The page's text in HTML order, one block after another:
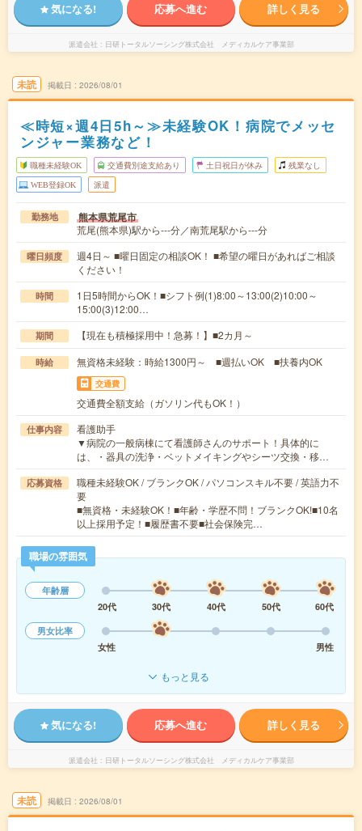
気になる! 応募へ進む 詳しく見る
派遣会社 日研トータルソーシング株式会社 メディカルケア事業部
未読 掲載日 2026/08/01
≪時短×週4日5h～≫未経験OK！病院でメッセ
ンジャー業務など！
職種未経験OK 交通費別途支給あり 土日祝日が休み 残業なし
WEB登録OK 派遣
勤務地 熊本県荒尾市
荒尾(熊本県)駅から---分／南荒尾駅から---分
曜日頻度
週4日～ ■曜日固定の相談OK！ ■希望の曜日があればご相談
ください！
時間
1日5時間からOK！■シフト例(1)8:00～13:00(2)10:00～
15:00(3)12:00…
期間 【現在も積極採用中！急募！】■2カ月～
時給 無資格未経験：時給1300円～ ■週払いOK ■扶養内OK
交通費
交通費全額支給（ガソリン代もOK！）
仕事内容
看護助手
▼病院の一般病棟にて看護師さんのサポート！具体的に
は、・器具の洗浄・ベットメイキングやシーツ交換・移…
応募資格
職種未経験OK / ブランクOK / パソコンスキル不要 / 英語力不
要
■無資格・未経験OK！■年齢・学歴不問！ブランクOK!■10名
以上採用予定！■履歴書不要■社会保険完…
職場の雰囲気
年齢層
20代
30代 40代 50代
60代
男女比率
女性
男性
もっと見る
気になる! 応募へ進む 詳しく見る
派遣会社 日研トータルソーシング株式会社 メディカルケア事業部
未読 掲載日 2026/08/01